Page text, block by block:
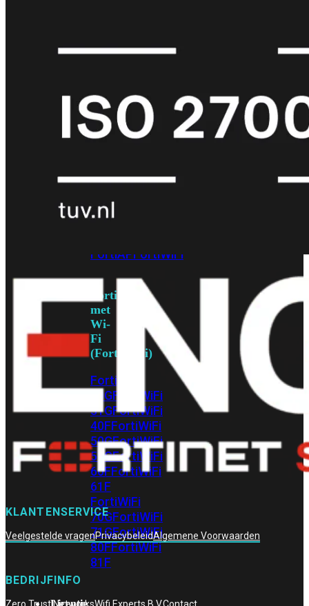
Indoor Outdoor
2X23X34X48X8
Alles
FortiAPFortiWiFi
FortiGate
met
Wi-
Fi
(FortiWiFi)
FortiWiFi
30GFortiWiFi
31GFortiWiFi
40FFortiWiFi
50GFortiWiFi
51GFortiWiFi
60FFortiWiFi
61F
FortiWiFi
70GFortiWiFi
71GFortiWiFi
80FFortiWiFi
81F
Licentie
KLANTENSERVICE
Veelgestelde vragenPrivacybeleidAlgemene Voorwaarden
BEDRIJFINFO